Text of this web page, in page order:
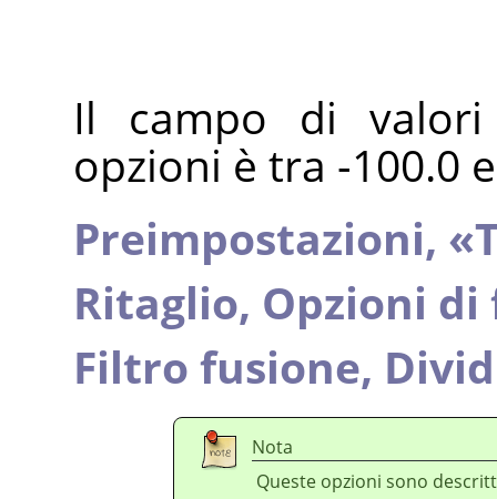
Il campo di
opzioni è tra -100.0
Preimpostazioni, «
Ritaglio, Opzioni
Filtro fusione,
Nota
Queste opzioni sono